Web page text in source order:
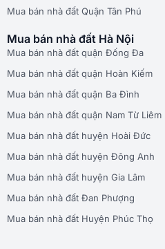
Mua bán nhà đất Quận Tân Phú
Mua bán nhà đất Hà Nội
Mua bán nhà đất quận Đống Đa
Mua bán nhà đất quận Hoàn Kiếm
Mua bán nhà đất quận Ba Đình
Mua bán nhà đất quận Nam Từ Liêm
Mua bán nhà đất huyện Hoài Đức
Mua bán nhà đất huyện Đông Anh
Mua bán nhà đất huyện Gia Lâm
Mua bán nhà đất Đan Phượng
Mua bán nhà đất Huyện Phúc Thọ